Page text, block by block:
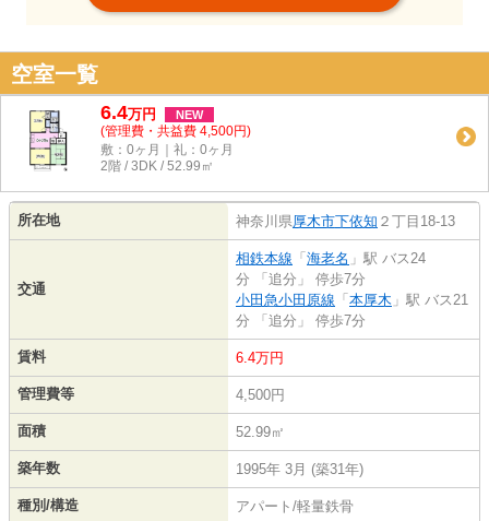
空室一覧
6.4万円 NEW
(管理費・共益費 4,500円)
敷：0ヶ月｜礼：0ヶ月
2階 / 3DK / 52.99㎡
所在地 神奈川県厚木市下依知 ２丁目18-13
交通
相鉄本線 「 海老名 」駅 バス24
分 「追分」 停歩7分
小田急小田原線 「 本厚木 」駅 バス21
分 「追分」 停歩7分
賃料 6.4万円
管理費等 4,500円
面積 52.99㎡
築年数 1995年 3月 (築31年)
種別/構造 アパート/軽量鉄骨